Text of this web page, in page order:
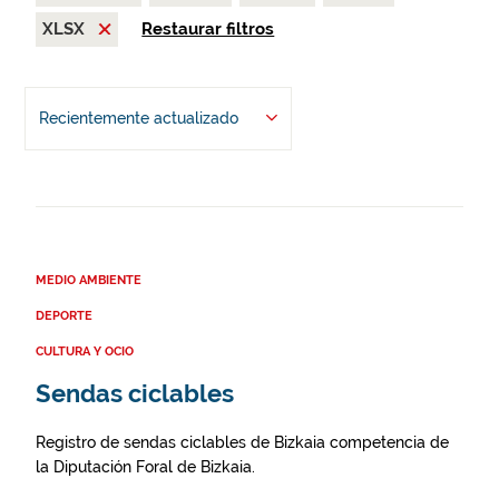
XLSX
Restaurar filtros
Recientemente actualizado
MEDIO AMBIENTE
DEPORTE
CULTURA Y OCIO
Sendas ciclables
Registro de sendas ciclables de Bizkaia competencia de
la Diputación Foral de Bizkaia.